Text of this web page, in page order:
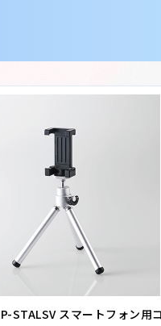
STALSV スマートフォン用コ